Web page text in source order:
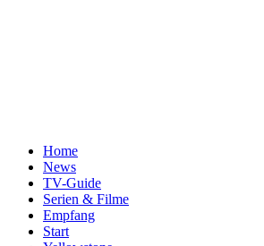
Home
News
TV-Guide
Serien & Filme
Empfang
Start